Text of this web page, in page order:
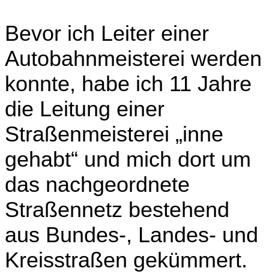
Bevor ich Leiter einer
Autobahnmeisterei werden
konnte, habe ich 11 Jahre
die Leitung einer
Straßenmeisterei „inne
gehabt“ und mich dort um
das nachgeordnete
Straßennetz bestehend
aus Bundes-, Landes- und
Kreisstraßen gekümmert.